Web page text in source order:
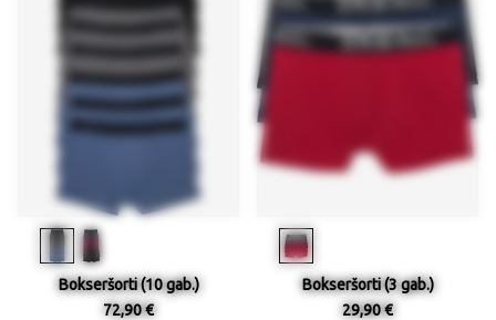
Bokseršorti (10 gab.)
72,90 €
Bokseršorti (3 gab.)
29,90 €